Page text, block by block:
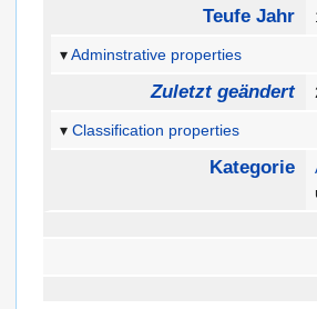
Teufe Jahr
Adminstrative properties
Zuletzt geändert
Classification properties
Kategorie